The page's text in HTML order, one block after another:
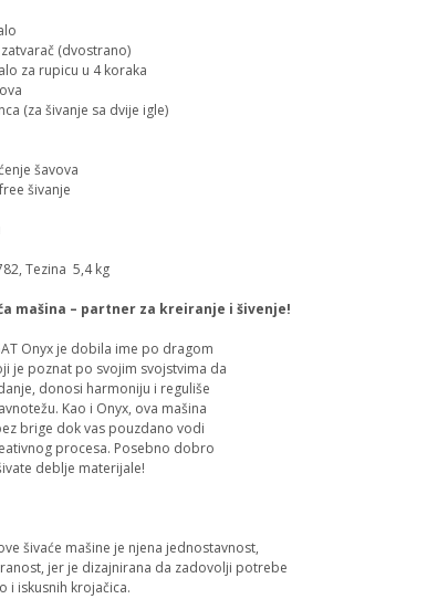
(dvostrano)
za rupicu u 4 koraka
(za šivanje sa dvije igle)
šavova
šivanje
Tezina 5,4 kg
mašina – partner za kreiranje i šivenje!
Onyx je dobila ime po dragom
je poznat po svojim svojstvima da
donosi harmoniju i reguliše
Kao i Onyx, ova mašina
brige dok vas pouzdano vodi
procesa. Posebno dobro
deblje materijale!
šivaće mašine je njena jednostavnost,
jer je dizajnirana da zadovolji potrebe
i iskusnih krojačica.